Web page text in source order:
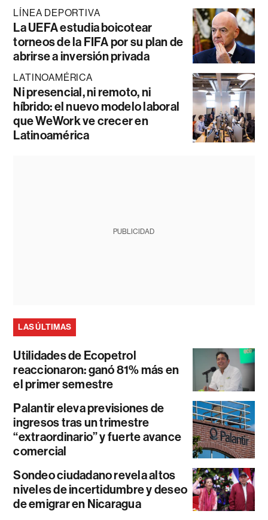
LÍNEA DEPORTIVA
La UEFA estudia boicotear
torneos de la FIFA por su plan de
abrirse a inversión privada
LATINOAMÉRICA
Ni presencial, ni remoto, ni
híbrido: el nuevo modelo laboral
que WeWork ve crecer en
Latinoamérica
PUBLICIDAD
LAS ÚLTIMAS
Utilidades de Ecopetrol
reaccionaron: ganó 81% más en
el primer semestre
Palantir eleva previsiones de
ingresos tras un trimestre
“extraordinario” y fuerte avance
comercial
Sondeo ciudadano revela altos
niveles de incertidumbre y deseo
de emigrar en Nicaragua